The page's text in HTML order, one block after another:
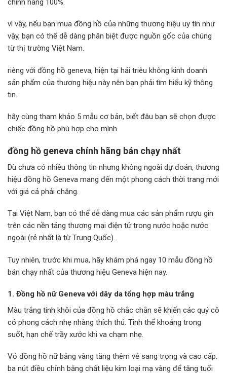
chính hãng 100%.
vì vậy, nếu bạn mua đồng hồ của những thương hiệu uy tín như
vậy, bạn có thể dễ dàng phân biệt được nguồn gốc của chúng
từ thị trường Việt Nam.
riêng với đồng hồ geneva, hiện tại hải triêu không kinh doanh
sản phẩm của thương hiệu này nên bạn phải tìm hiểu kỹ thông
tin.
hãy cùng tham khảo 5 mẫu cơ bản, biết đâu bạn sẽ chọn được
chiếc đồng hồ phù hợp cho mình
đồng hồ geneva chính hãng bán chạy nhất
Dù chưa có nhiều thông tin nhưng không ngoài dự đoán, thương
hiệu đồng hồ Geneva mang đến một phong cách thời trang mới
với giá cả phải chăng.
Tại Việt Nam, bạn có thể dễ dàng mua các sản phẩm rượu gin
trên các nền tảng thương mại điện tử trong nước hoặc nước
ngoài (rẻ nhất là từ Trung Quốc).
Tuy nhiên, trước khi mua, hãy khám phá ngay 10 mẫu đồng hồ
bán chạy nhất của thương hiệu Geneva hiện nay.
1. Đồng hồ nữ Geneva với dây da tổng hợp màu trắng
Màu trắng tinh khôi của đồng hồ chắc chắn sẽ khiến các quý cô
có phong cách nhẹ nhàng thích thú. Tinh thể khoáng trong
suốt, hạn chế trầy xước khi va chạm nhẹ.
Vỏ đồng hồ nữ bằng vàng tăng thêm vẻ sang trọng và cao cấp.
ba nút điều chỉnh bằng chất liệu kim loại mạ vàng để tăng tuổi